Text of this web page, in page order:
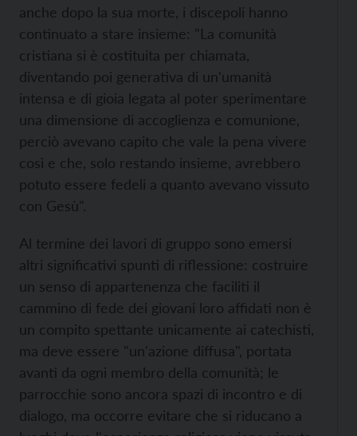
anche dopo la sua morte, i discepoli hanno
continuato a stare insieme: "La comunità
cristiana si è costituita per chiamata,
diventando poi generativa di un'umanità
intensa e di gioia legata al poter sperimentare
una dimensione di accoglienza e comunione,
perciò avevano capito che vale la pena vivere
così e che, solo restando insieme, avrebbero
potuto essere fedeli a quanto avevano vissuto
con Gesù".
Al termine dei lavori di gruppo sono emersi
altri significativi spunti di riflessione: costruire
un senso di appartenenza che faciliti il
cammino di fede dei giovani loro affidati non è
un compito spettante unicamente ai catechisti,
ma deve essere "un'azione diffusa", portata
avanti da ogni membro della comunità; le
parrocchie sono ancora spazi di incontro e di
dialogo, ma occorre evitare che si riducano a